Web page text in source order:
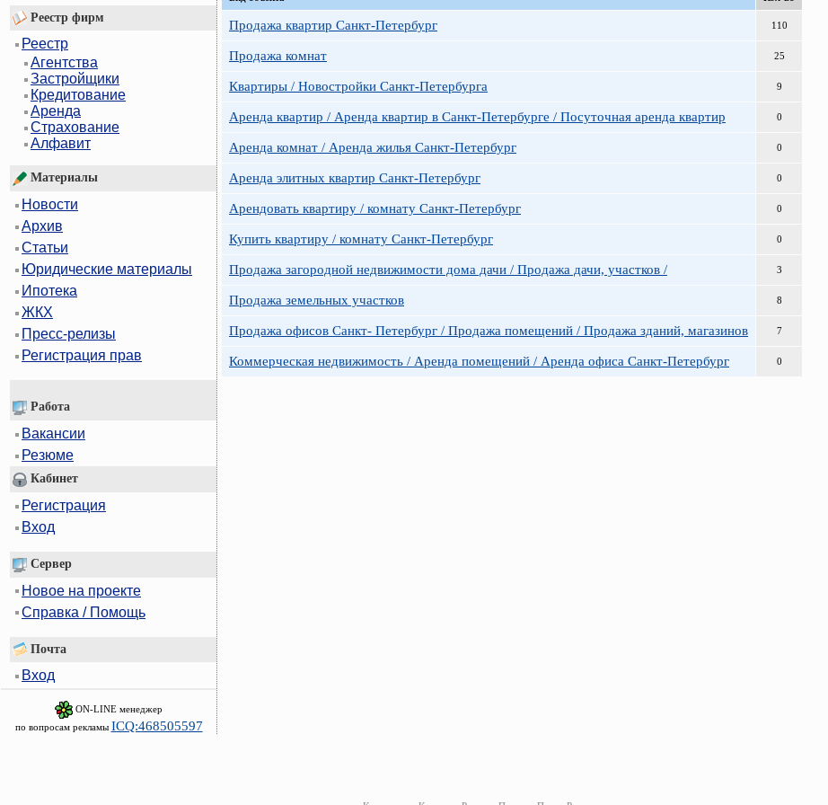
Реестр фирм
Реестр
Агентства
Застройщики
Кредитование
Аренда
Страхование
Алфавит
Материалы
Новости
Архив
Статьи
Юридические материалы
Ипотека
ЖКХ
Пресс-релизы
Регистрация прав
Работа
Вакансии
Резюме
Кабинет
Регистрация
Вход
Сервер
Новое на проекте
Справка / Помощь
Почта
Вход
ON-LINE менеджер
по вопросам рекламы ICQ:468505597
Продажа квартир Санкт-Петербург 110
Продажа комнат 25
Квартиры / Новостройки Санкт-Петербурга 9
Аренда квартир / Аренда квартир в Санкт-Петербурге / Посуточная аренда квартир 0
Аренда комнат / Аренда жилья Санкт-Петербург 0
Аренда элитных квартир Санкт-Петербург 0
Арендовать квартиру / комнату Санкт-Петербург 0
Купить квартиру / комнату Санкт-Петербург 0
Продажа загородной недвижимости дома дачи / Продажа дачи, участков / 3
Продажа земельных участков 8
Продажа офисов Санкт- Петербург / Продажа помещений / Продажа зданий, магазинов 7
Коммерческая недвижимость / Аренда помещений / Аренда офиса Санкт-Петербург 0